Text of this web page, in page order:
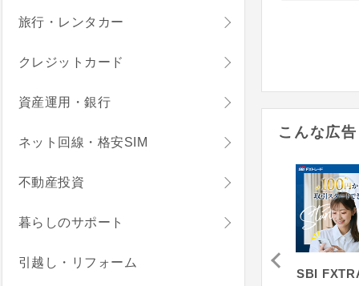
こんな広
SBI
旅行・レンタカー
クレジットカード
資産運用・銀行
ネット回線・格安SIM
不動産投資
暮らしのサポート
引越し・リフォーム